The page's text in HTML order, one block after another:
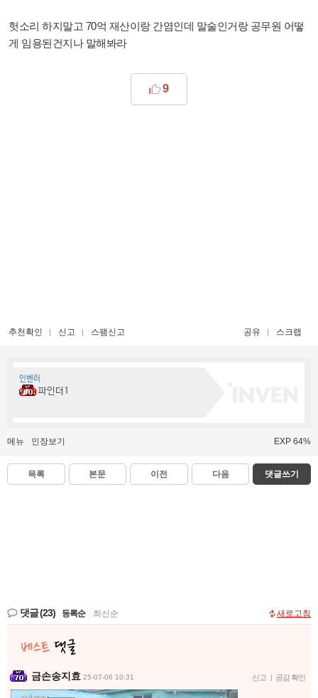
헛소리 하지말고 70억 재산이랑 간염인데 말술인거랑 공무원 어떻
게 임용된건지나 말해봐라
9
추천확인 신고 스팸신고 공유 스크랩
인벤러
파인더1
메뉴 인장보기 EXP 64%
목록 본문 이전 다음 댓글쓰기
댓글(23) 등록순 최신순 새로고침
금손송지효 25-07-06 10:31 신고 | 공감 확인